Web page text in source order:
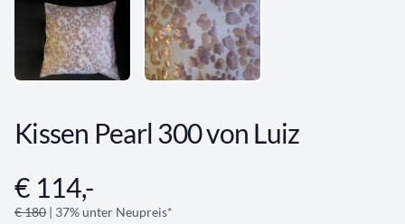
Kissen Pearl 300 von Luiz
Angebotsinformationen
€ 114,-
€ 180 | 37% unter Neupreis*